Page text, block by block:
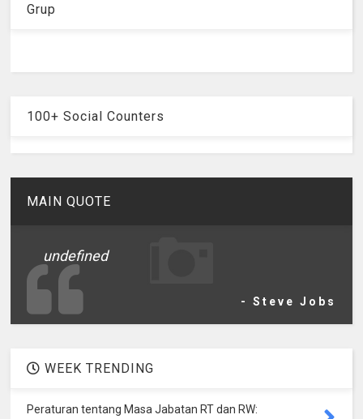
Grup
100+ Social Counters
MAIN QUOTE
undefined
- Steve Jobs
WEEK TRENDING
Peraturan tentang Masa Jabatan RT dan RW: